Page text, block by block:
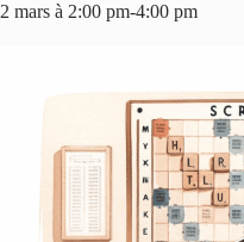
2 mars à 2:00 pm-4:00 pm